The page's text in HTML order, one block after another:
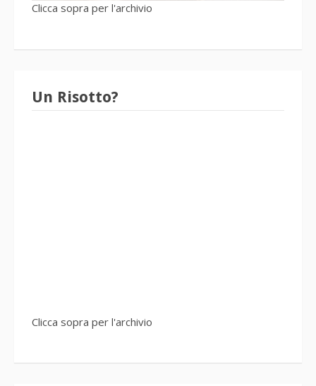
Clicca sopra per l'archivio
Un Risotto?
Clicca sopra per l'archivio